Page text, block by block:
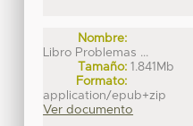
Nombre:
Libro Problemas ...
Tamaño: 1.841Mb
Formato:
application/epub+zip
Ver documento